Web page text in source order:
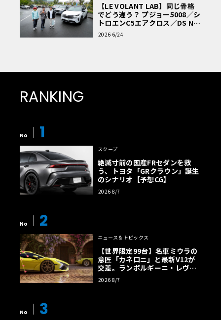
【LE VOLANT LAB】同じ骨格
でどう違う？ プジョー5008／シ
トロエンC5エアクロス／DS Nº4
読者一気乗りレポート
2026 6/24
RANKING
No 1
スクープ
絶滅寸前の国産FRセダンを救
う、トヨタ「GRクラウン」誕生
のシナリオ【予想CG】
2026 8/7
No 2
ニュース＆トピックス
【世界限定99台】名車ミウラの
意匠「カネロニ」と最新V12が
交差。ランボルギーニ・レヴエ
ルトに60周年記念車が登場
2026 8/7
No 3